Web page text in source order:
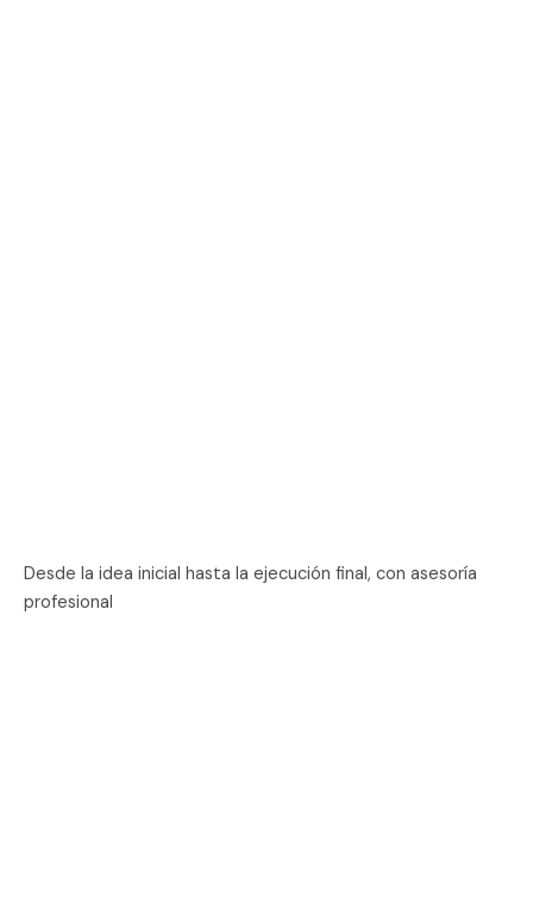
Desde la idea inicial hasta la ejecución final, con asesoría
profesional